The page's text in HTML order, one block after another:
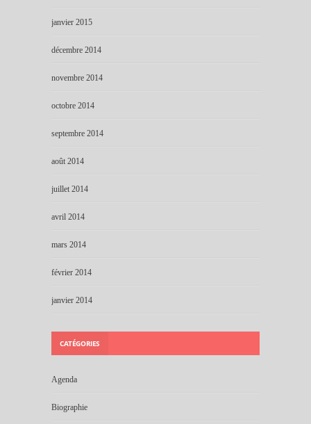
janvier 2015
décembre 2014
novembre 2014
octobre 2014
septembre 2014
août 2014
juillet 2014
avril 2014
mars 2014
février 2014
janvier 2014
CATÉGORIES
Agenda
Biographie